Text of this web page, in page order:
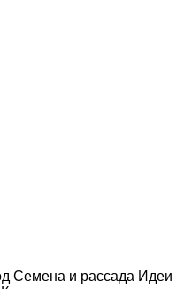
Семена и рассада Идеи